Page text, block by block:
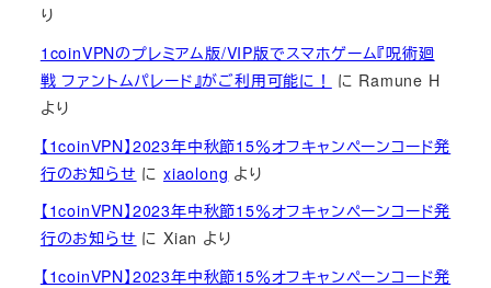
り
1coinVPNのプレミアム版/VIP版でスマホゲーム『呪術廻
戦 ファントムパレード』がご利用可能に！
に Ramune H
より
【1coinVPN】2023年中秋節15％オフキャンペーンコード発
行のお知らせ にxiaolong より
【1coinVPN】2023年中秋節15％オフキャンペーンコード発
行のお知らせ にXian より
【1coinVPN】2023年中秋節15％オフキャンペーンコード発